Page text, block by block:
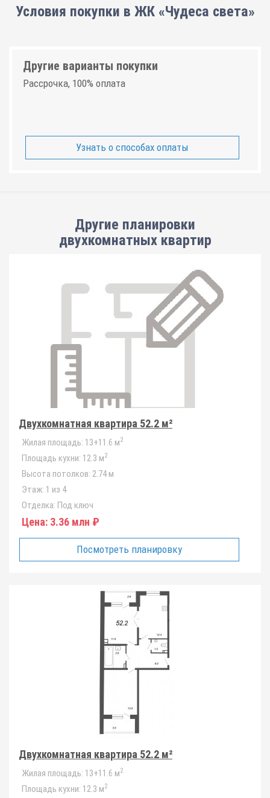
Условия покупки в ЖК «Чудеса света»
Другие варианты покупки
Рассрочка, 100% оплата
Узнать о способах оплаты
Другие планировки
двухкомнатных квартир
Двухкомнатная квартира 52.2 м²
Жилая площадь: 13+11.6 м2
Площадь кухни: 12.3 м2
Высота потолков: 2.74 м
Этаж: 1 из 4
Отделка: Под ключ
Цена: 3.36 млн ₽
Посмотреть планировку
Двухкомнатная квартира 52.2 м²
Жилая площадь: 13+11.6 м2
Площадь кухни: 12.3 м2